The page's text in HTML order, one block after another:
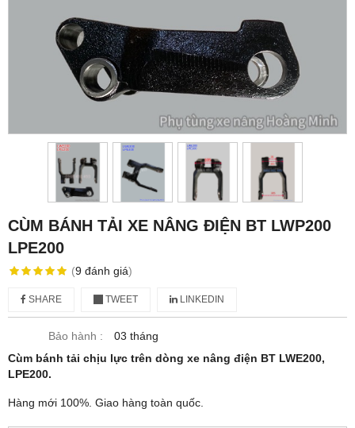
CÙM BÁNH TẢI XE NÂNG ĐIỆN BT LWP200
LPE200
(9 đánh giá)
SHARE TWEET LINKEDIN
Bảo hành :
03 tháng
Cùm bánh tải chịu lực trên dòng xe nâng điện BT LWE200,
LPE200.
Hàng mới 100%. Giao hàng toàn quốc.